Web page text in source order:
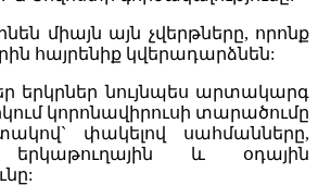
միայն այն չվերթները, որոնք
հայրենիք կվերադարձնեն:
երկրներ նույնպես արտակարգ
կորոնավիրուսի տարածումը
փակելով սահմանները,
երկաթուղային և օդային